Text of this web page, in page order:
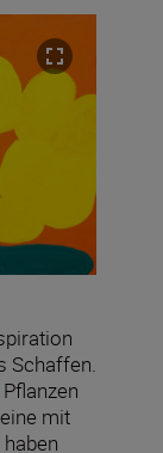
Schaffen.
mit